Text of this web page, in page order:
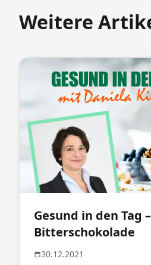
Weitere
Gesund in den Tag –
Bitterschokolade
30.12.2021